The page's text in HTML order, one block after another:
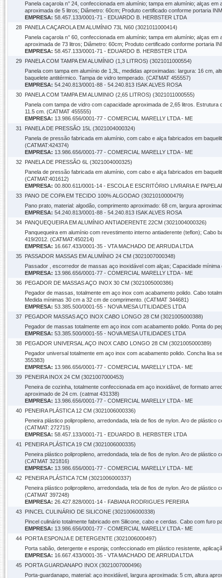
Panela caçarola n° 24, confeccionada em alumínio; tampa em alumínio; alças
aproximada de 5 litros; Diâmetro: 60cm; Produto certificado conforme portaria
EMPRESA: 58.457.133/0001-71 - EDUARDO B. HERBSTER LTDA
28 PANELA CAÇAROLA EM ALUMÍNIO 73L N60 (3021011000414)
Panela caçarola n° 60, confeccionada em alumínio; tampa em alumínio; alças
aproximada de 73 litros; Diâmetro: 60cm; Produto certificado conforme portaria
EMPRESA: 58.457.133/0001-71 - EDUARDO B. HERBSTER LTDA
29 PANELA COM TAMPA EM ALUMÍNIO (1,3 LITROS) (3021011000554)
Panela com tampa em alumínio de 1,3L, medidas aproximadas: largura: 16 cm,
baquelete antitérmico. Tampa de vidro temperado. (CATMAT 455557)
EMPRESA: 54.240.813/0001-88 - 54.240.813 ISAK ALVES ROSA
30 PANELA COM TAMPA EM ALUMINIO (2,65 LITROS) (3021011000555)
Panela com tampa de vidro com capacidade aproximada de 2,65 litros.
11.5 cm. (CATMAT 455555)
EMPRESA: 13.986.656/0001-77 - COMERCIAL MARELLY LTDA - ME
31
PANELA DE PRESSÃO 15L (3021004000324)
Panela de pressão fabricada em alumínio, com cabo e alça fabricados em
(CATMAT:424374)
EMPRESA: 13.986.656/0001-77 - COMERCIAL MARELLY LTDA - ME
32 PANELA DE PRESSÃO 6L (3021004000325)
Panela de pressão fabricada em alumínio, com cabo e alça fabricados em
(CATMAT:401612)
EMPRESA: 00.800.611/0001-14 - ESCOLA E ESCRITÓRIO LIVRARIA E
33 PANO DE COPA EM TECIDO 100% ALGODAO (3021010000479)
Pano prato, material: algodão, comprimento aproximado: 68 cm, largura
EMPRESA: 54.240.813/0001-88 - 54.240.813 ISAK ALVES ROSA
34 PANQUEQUEIRA EM ALUMÍNIO ANTIADERENTE 22CM (3021004000326)
Panquequeira em alumínio com revestimento interno antiaderente (teflon);
419/2012. (CATMAT:450214)
EMPRESA: 16.667.433/0001-35 - VTA MACHADO DE ARRUDA LTDA
35 PASSADOR MASSAS EM ALUMÍNIO 24 CM (3021007000348)
Passador , escorredor de massas aço inoxidável com alças; Capacidade
EMPRESA: 13.986.656/0001-77 - COMERCIAL MARELLY LTDA - ME
36 PEGADOR DE MASSAS AÇO INOX 30 CM (3021005000386)
Pegador de massas, totalmente em aço inox com acabamento polido. Cabo
Medida mínimas 30 cm a 32 cm de comprimento. (CATMAT 344681)
EMPRESA: 53.385.500/0001-55 - NOVA MESA UTILIDADES LTDA
37 PEGADOR MASSAS AÇO INOX CABO LONGO 28 CM (3021005000388)
Pegador de massas totalmente em aço inox com acabamento polido. Ponta do
EMPRESA: 53.385.500/0001-55 - NOVA MESA UTILIDADES LTDA
38 PEGADOR UNIVERSAL AÇO INOX CABO LONGO 28 CM (3021005000389)
Pegador universal totalmente em aço inox com acabamento polido. Concha lisa
355383)
EMPRESA: 13.986.656/0001-77 - COMERCIAL MARELLY LTDA - ME
39 PENEIRA INOX 24 CM (3021007000453)
Peneira de cozinha, totalmente confeccionada em aço inoxidável, de formato
aproximado de 24 cm. (catmat 431338)
EMPRESA: 13.986.656/0001-77 - COMERCIAL MARELLY LTDA - ME
40 PENEIRA PLÁSTICA 12 CM (3021006000336)
Peneira plástico polipropileno, arredondada, tela de fios de nylon. Aro de
(CATMAT: 272715)
EMPRESA: 58.457.133/0001-71 - EDUARDO B. HERBSTER LTDA
41
PENEIRA PLÁSTICA 19 CM (3021006000335)
Peneira plástico polipropileno, arredondada, tela de fios de nylon. Aro de
(CATMAT 321816)
EMPRESA: 13.986.656/0001-77 - COMERCIAL MARELLY LTDA - ME
42 PENEIRA PLÁSTICA 7CM (3021006000337)
Peneira plástico polipropileno, arredondada, tela de fios de nylon. Aro de
(CATMAT 397248)
EMPRESA: 26.427.828/0001-14 - FABIANA RODRIGUES PEREIRA
43 PINCEL CULINÁRIO DE SILICONE (3021006000338)
Pincel culinário totalmente fabricado em Silicone, cabo e cerdas. Cabo com furo
EMPRESA: 13.986.656/0001-77 - COMERCIAL MARELLY LTDA - ME
44 PORTA ESPONJA E DETERGENTE (3021006000497)
Porta sabão, detergente e esponja; confeccionado em plástico resistente,
EMPRESA: 16.667.433/0001-35 - VTA MACHADO DE ARRUDA LTDA
45 PORTA GUARDANAPO INOX (3021007000496)
Porta-guardanapo, material: aço inoxidável, largura aproximada: 5 cm, altura